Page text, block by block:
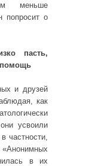
меньше
попросит о
пасть,
помощь
и друзей
как
усвоили
частности,
в их